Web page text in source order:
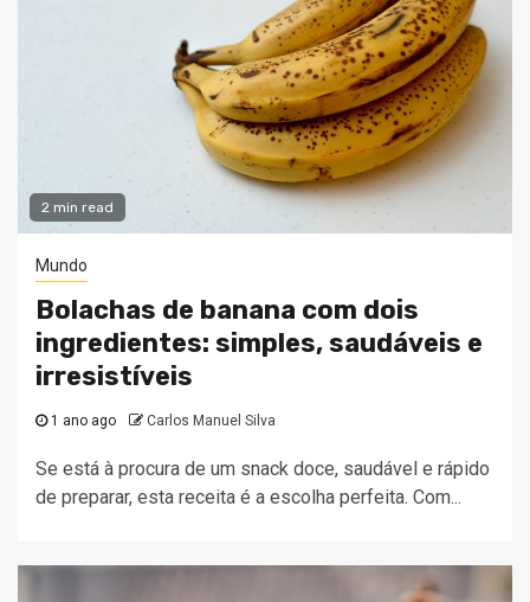
2 min read
Mundo
Bolachas de banana com dois
ingredientes: simples, saudáveis e
irresistíveis
1 ano ago Carlos Manuel Silva
Se está à procura de um snack doce, saudável e rápido
de preparar, esta receita é a escolha perfeita. Com...